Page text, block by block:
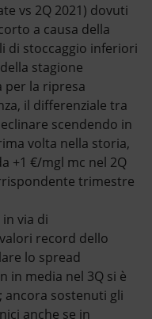
vs 2Q 2021) dovuti
a causa della
di stoccaggio inferiori
stagione
per la ripresa
il differenziale tra
scendendo in
volta nella storia,
+1 €/mgl mc nel 2Q
trimestre
via di
record dello
lo spread
in media nel 3Q si è
ancora sostenuti gli
anche se in